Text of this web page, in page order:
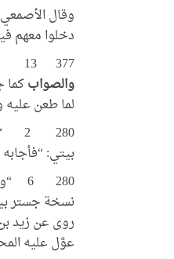
بمناسبة اليوم
وحقوق المؤلف،
معرضًا
وقال
دخلوا معهم
377 13 في حديث النديم عن زياد بن أبيه: “فإنه لما طُعن علية وعلى نسبه عمل ذلك [
والصوابكما
لما طعن
280 2 “فأجابه بما أمر.
بيتي:
280 6 “والكيِّس النمري واسمه زيد بن الكيس”،
نسخة جستر
روى عن زيد
عوَّل عليه